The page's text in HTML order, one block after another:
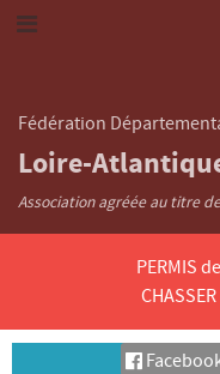
Fédération
Loire-
Association agréée au titre
PERMIS de
CHASSER